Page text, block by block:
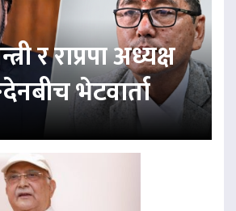
र राप्रपा अध्यक्ष
भेटवार्ता